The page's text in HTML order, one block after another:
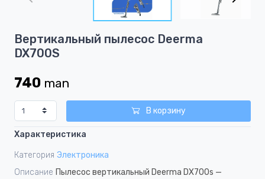
1
of
Вертикальный пылесос Deerma
DX700S
740 man
В корзину
Характеристика
Категория Электроника
Описание Пылесос вертикальный Deerma DX700s —